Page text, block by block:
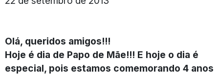
Olá, queridos amigos!!!
Hoje é dia de Papo de Mãe!!! E hoje o dia é
especial, pois estamos comemorando 4 anos